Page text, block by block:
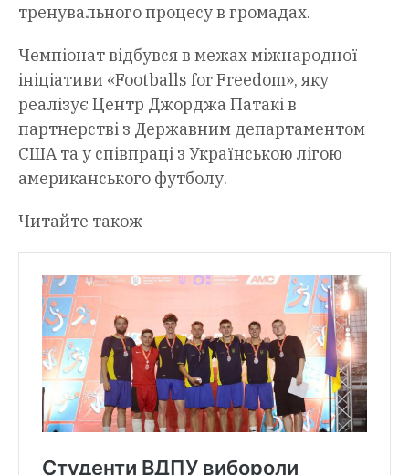
тренувального процесу в громадах.
Чемпіонат відбувся в межах міжнародної
ініціативи «Footballs for Freedom», яку
реалізує Центр Джорджа Патакі в
партнерстві з Державним департаментом
США та у співпраці з Українською лігою
американського футболу.
Читайте також